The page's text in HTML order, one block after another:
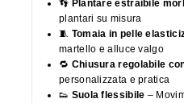
👣 Plantare estraibile
plantari su misura
🧵 Tomaia in pelle
martello e alluce valgo
🔁 Chiusura regolabile
personalizzata e pratica
👟 Suola flessibile –